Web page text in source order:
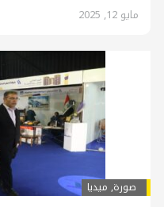
مايو 12, 2025
صورة, ميديا